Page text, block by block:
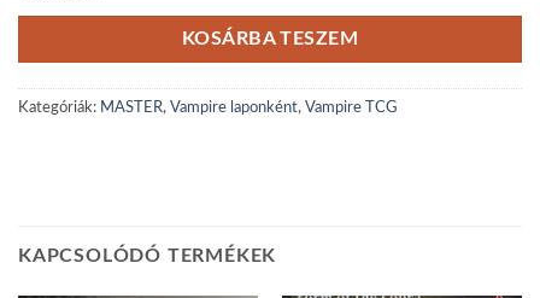
KOSÁRBA TESZEM
Kategóriák: MASTER, Vampire laponként, Vampire TCG
KAPCSOLÓDÓ TERMÉKEK